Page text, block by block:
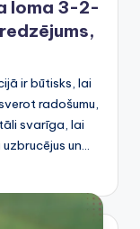
loma 3-2-
ir būtisks, lai
radošumu,
svarīga, lai
un…